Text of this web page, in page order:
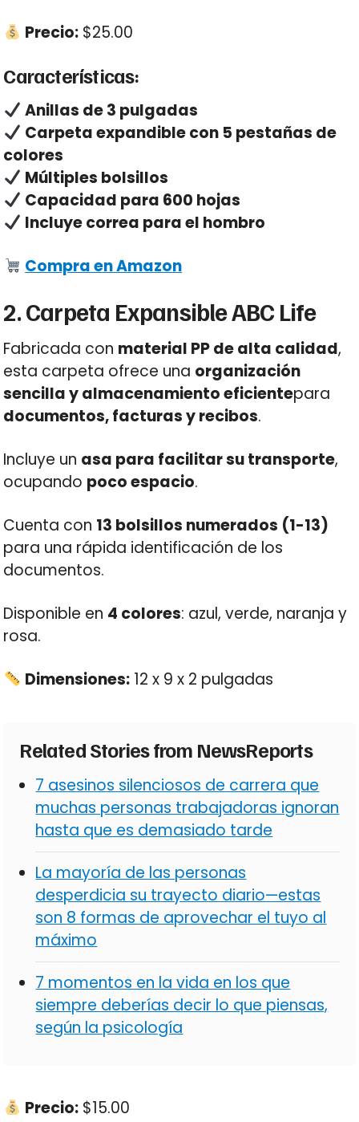
Precio: $25.00
Características:
Anillas de 3 pulgadas
Carpeta expandible con 5 pestañas de
colores
Múltiples bolsillos
Capacidad para 600 hojas
Incluye correa para el hombro
Compra en Amazon
2. Carpeta Expansible ABC Life
Fabricada con material PP de alta calidad,
esta carpeta ofrece una organización
sencilla y almacenamiento eficientepara
documentos, facturas y recibos.
Incluye un asa para facilitar su transporte,
ocupando poco espacio.
Cuenta con 13 bolsillos numerados (1-13)
para una rápida identificación de los
documentos.
Disponible en 4 colores: azul, verde, naranja y
rosa.
Dimensiones: 12 x 9 x 2 pulgadas
Related Stories from NewsReports
7 asesinos silenciosos de carrera que
muchas personas trabajadoras ignoran
hasta que es demasiado tarde
La mayoría de las personas
desperdicia su trayecto diario—estas
son 8 formas de aprovechar el tuyo al
máximo
7 momentos en la vida en los que
siempre deberías decir lo que piensas,
según la psicología
Precio: $15.00